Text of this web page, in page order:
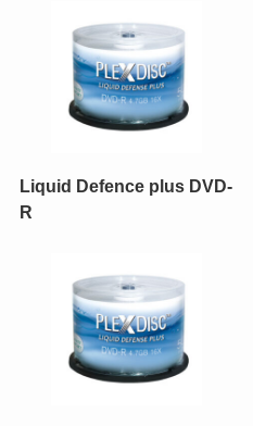
Liquid Defence plus DVD-
R